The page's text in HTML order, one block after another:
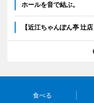
ホールを音で結ぶ。
【近江ちゃんぽん亭 辻
食べる